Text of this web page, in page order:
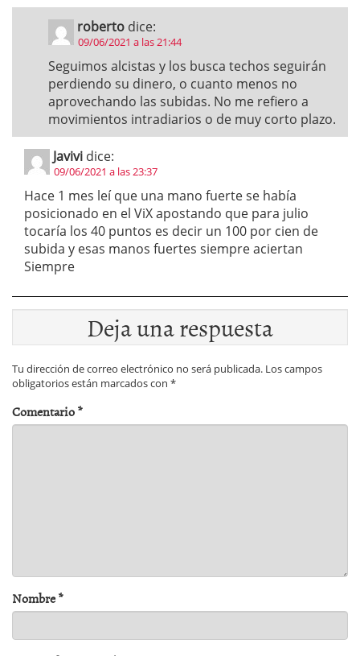
roberto dice:
09/06/2021 a las 21:44
Seguimos alcistas y los busca techos seguirán
perdiendo su dinero, o cuanto menos no
aprovechando las subidas. No me refiero a
movimientos intradiarios o de muy corto plazo.
Javivi dice:
09/06/2021 a las 23:37
Hace 1 mes leí que una mano fuerte se había
posicionado en el ViX apostando que para julio
tocaría los 40 puntos es decir un 100 por cien de
subida y esas manos fuertes siempre aciertan
Siempre
Deja una respuesta
Tu dirección de correo electrónico no será publicada. Los campos
obligatorios están marcados con *
Comentario*
Nombre*